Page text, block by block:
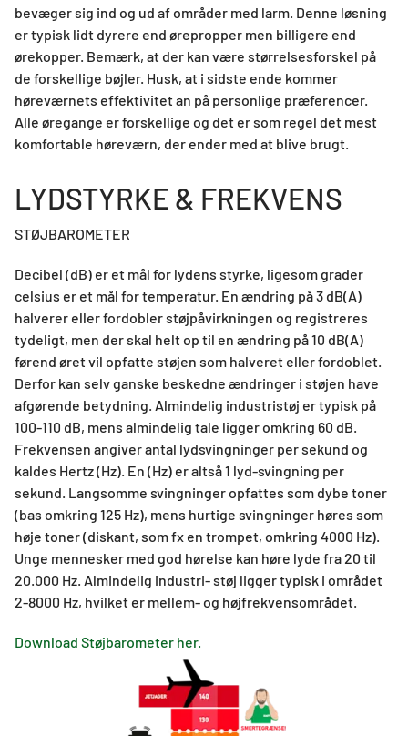
bevæger sig ind og ud af områder med larm. Denne løsning
er typisk lidt dyrere end ørepropper men billigere end
ørekopper. Bemærk, at der kan være størrelsesforskel på
de forskellige bøjler. Husk, at i sidste ende kommer
høreværnets effektivitet an på personlige præferencer.
Alle øregange er forskellige og det er som regel det mest
komfortable høreværn, der ender med at blive brugt.
LYDSTYRKE & FREKVENS
STØJBAROMETER
Decibel (dB) er et mål for lydens styrke, ligesom grader
celsius er et mål for temperatur. En ændring på 3 dB(A)
halverer eller fordobler støjpåvirkningen og registreres
tydeligt, men der skal helt op til en ændring på 10 dB(A)
førend øret vil opfatte støjen som halveret eller fordoblet.
Derfor kan selv ganske beskedne ændringer i støjen have
afgørende betydning. Almindelig industristøj er typisk på
100-110 dB, mens almindelig tale ligger omkring 60 dB.
Frekvensen angiver antal lydsvingninger per sekund og
kaldes Hertz (Hz). En (Hz) er altså 1 lyd-svingning per
sekund. Langsomme svingninger opfattes som dybe toner
(bas omkring 125 Hz), mens hurtige svingninger høres som
høje toner (diskant, som fx en trompet, omkring 4000 Hz).
Unge mennesker med god hørelse kan høre lyde fra 20 til
20.000 Hz. Almindelig industri- støj ligger typisk i området
2-8000 Hz, hvilket er mellem- og højfrekvensområdet.
Download Støjbarometer her.